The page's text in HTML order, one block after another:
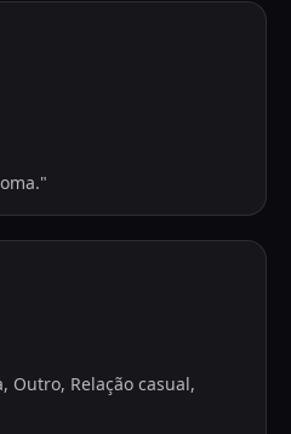
"
Outro, Relação casual,